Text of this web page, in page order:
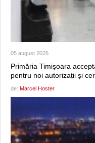
05 august 2026
Primăria Timișoara
pentru noi autorizații și
de: Marcel Hoster